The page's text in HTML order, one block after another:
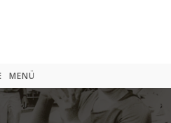
MENÜ